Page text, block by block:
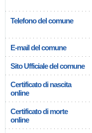
Telefono del comune
E-mail del comune
Sito Ufficiale del comune
Certificato di nascita
online
Certificato di morte
online